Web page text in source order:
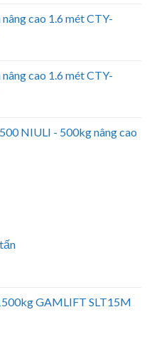
cao 1.6 mét CTY-
cao 1.6 mét CTY-
NIULI - 500kg nâng cao
GAMLIFT SLT15M